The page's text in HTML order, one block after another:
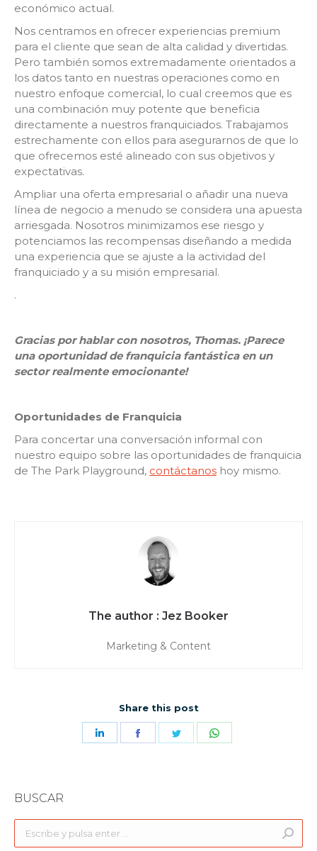
económico actual.
Nos centramos en ofrecer experiencias premium
para el cliente que sean de alta calidad y divertidas.
Pero también somos extremadamente orientados a
los datos tanto en nuestras operaciones como en
nuestro enfoque comercial, lo cual creemos que es
una combinación muy potente que beneficia
directamente a nuestros franquiciados. Trabajamos
estrechamente con ellos para asegurarnos de que lo
que ofrecemos esté alineado con sus objetivos y
expectativas.
Ampliar una oferta empresarial o añadir una nueva
línea de negocio a menudo se considera una apuesta
arriesgada. Nosotros minimizamos ese riesgo y
potenciamos las recompensas diseñando a medida
una experiencia que se ajuste a la actividad del
franquiciado y a su misión empresarial.
.
Gracias por hablar con nosotros, Thomas. ¡Parece
una oportunidad de franquicia fantástica en un
sector realmente emocionante!
Oportunidades de Franquicia
Para concertar una conversación informal con
nuestro equipo sobre las oportunidades de franquicia
de The Park Playground, contáctanos hoy mismo.
Jez Booker
Marketing & Content
Share this post
Share
Share
Share
BUSCAR